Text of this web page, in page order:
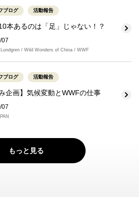
ブログ 活動報告
本あるのは「足」じゃない！？
07
/ Wild Wonders of China / WWF
ブログ 活動報告
み企画】気候変動とWWFの仕事
07
もっと見る